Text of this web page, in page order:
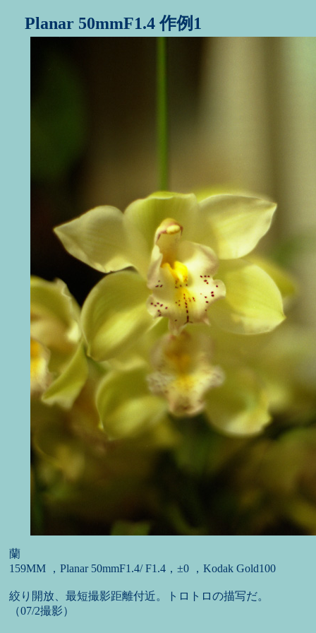
Planar 50mmF1.4 作例1
蘭
159MM ，Planar 50mmF1.4/ F1.4，±0 ，Kodak Gold100
絞り開放、最短撮影距離付近。トロトロの描写だ。
（07/2撮影）